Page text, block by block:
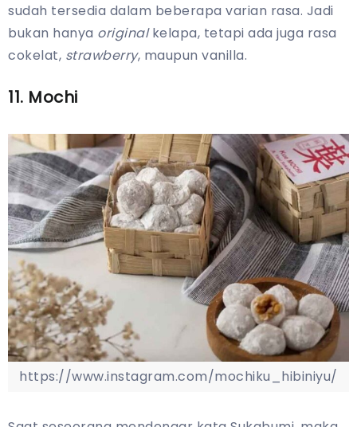
sudah tersedia dalam beberapa varian rasa. Jadi
bukan hanya originalkelapa, tetapi ada juga rasa
cokelat, strawberry, maupun vanilla.
11. Mochi
https://www.instagram.com/mochiku_hibiniyu/